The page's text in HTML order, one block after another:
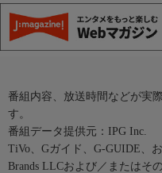
番組内容、放送時間などが実
す。
番組データ提供元：IPG Inc.
TiVo、Gガイド、G-GUIDE、
Brands LLCおよび／またはそ